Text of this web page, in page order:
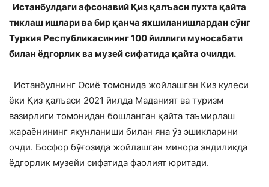
Истанбулдаги афсонавий Қиз қалъаси пухта қайта
тиклаш ишлари ва бир қанча яхшиланишлардан сўнг
Туркия Республикасининг 100 йиллиги муносабати
билан ёдгорлик ва музей сифатида қайта очилди.
Истанбулнинг Осиё томонида жойлашган Киз кулеси
ёки Қиз қалъаси 2021 йилда Маданият ва туризм
вазирлиги томонидан бошланган қайта таъмирлаш
жараёнининг якунланиши билан яна ўз эшикларини
очди. Босфор бўғозида жойлашган минора эндиликда
ёдгорлик музейи сифатида фаолият юритади.